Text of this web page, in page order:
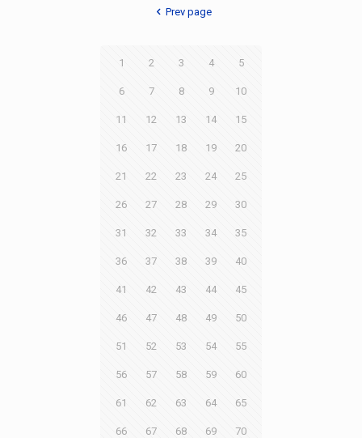
Prev page
1 2 3 4 5
6 7 8 9 10
11 12 13 14 15
16 17 18 19 20
21 22 23 24 25
26 27 28 29 30
31 32 33 34 35
36 37 38 39 40
41 42 43 44 45
46 47 48 49 50
51 52 53 54 55
56 57 58 59 60
61 62 63 64 65
66 67 68 69 70